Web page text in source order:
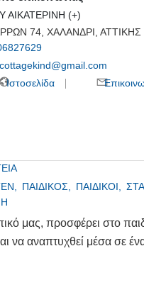
ΑΙΚΑΤΕΡΙΝΗ (+)
74, ΧΑΛΑΝΔΡΙ, ΑΤΤΙΚΗΣ
Ιστοσελίδα
ΠΑΙΔΙΚΟΣ, ΠΑΙΔΙΚΟΙ,
μας, προσφέρει στο
να αναπτυχθεί μέσα σε